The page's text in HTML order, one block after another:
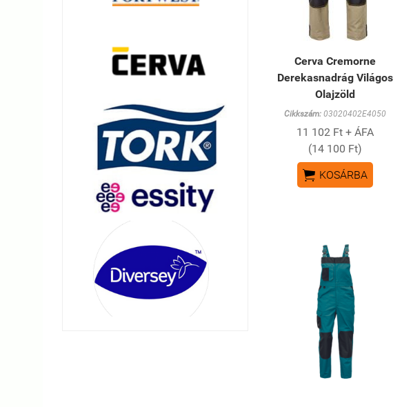
Cerva Cremorne
Derekasnadrág Világos
Olajzöld
Cikkszám:03020402E4050
11 102 Ft + ÁFA
(14 100 Ft)
 KOSÁRBA